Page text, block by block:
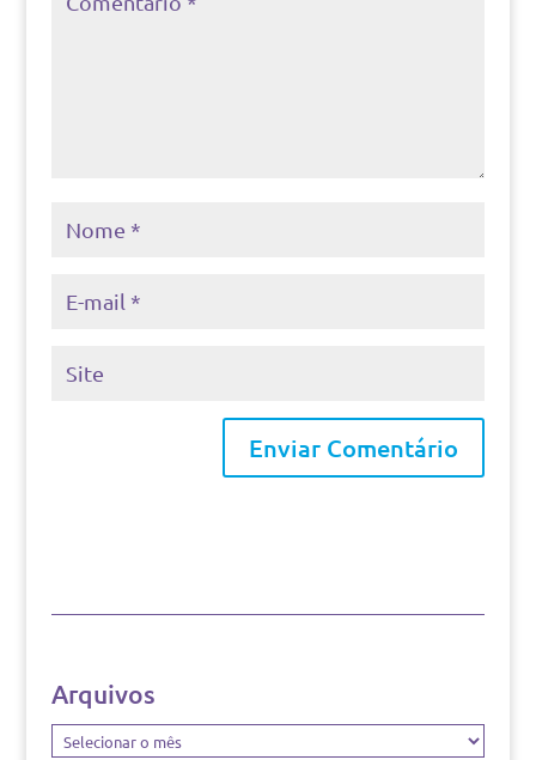
Arquivos
Arquivos